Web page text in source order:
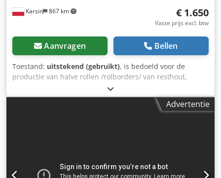
Karsin 867 km € 1.650
Vaste prijs excl. btw
Aanvragen Bellen
Toestand: uitstekend (gebruikt), is bedoeld voor de
productie van halve rollen /rolborders/ van resthout,
bijvoorbeeld spintdelen. maximale materiaalhoogte: 31
mm maximale materiaalsbreedte: 62 mm Dcodpsxz Ui Tsfx
Advertentie